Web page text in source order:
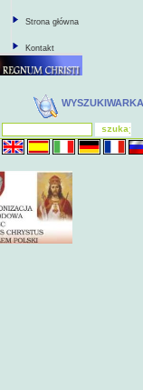
Strona główna
Kontakt
WYSZUKIWARKA